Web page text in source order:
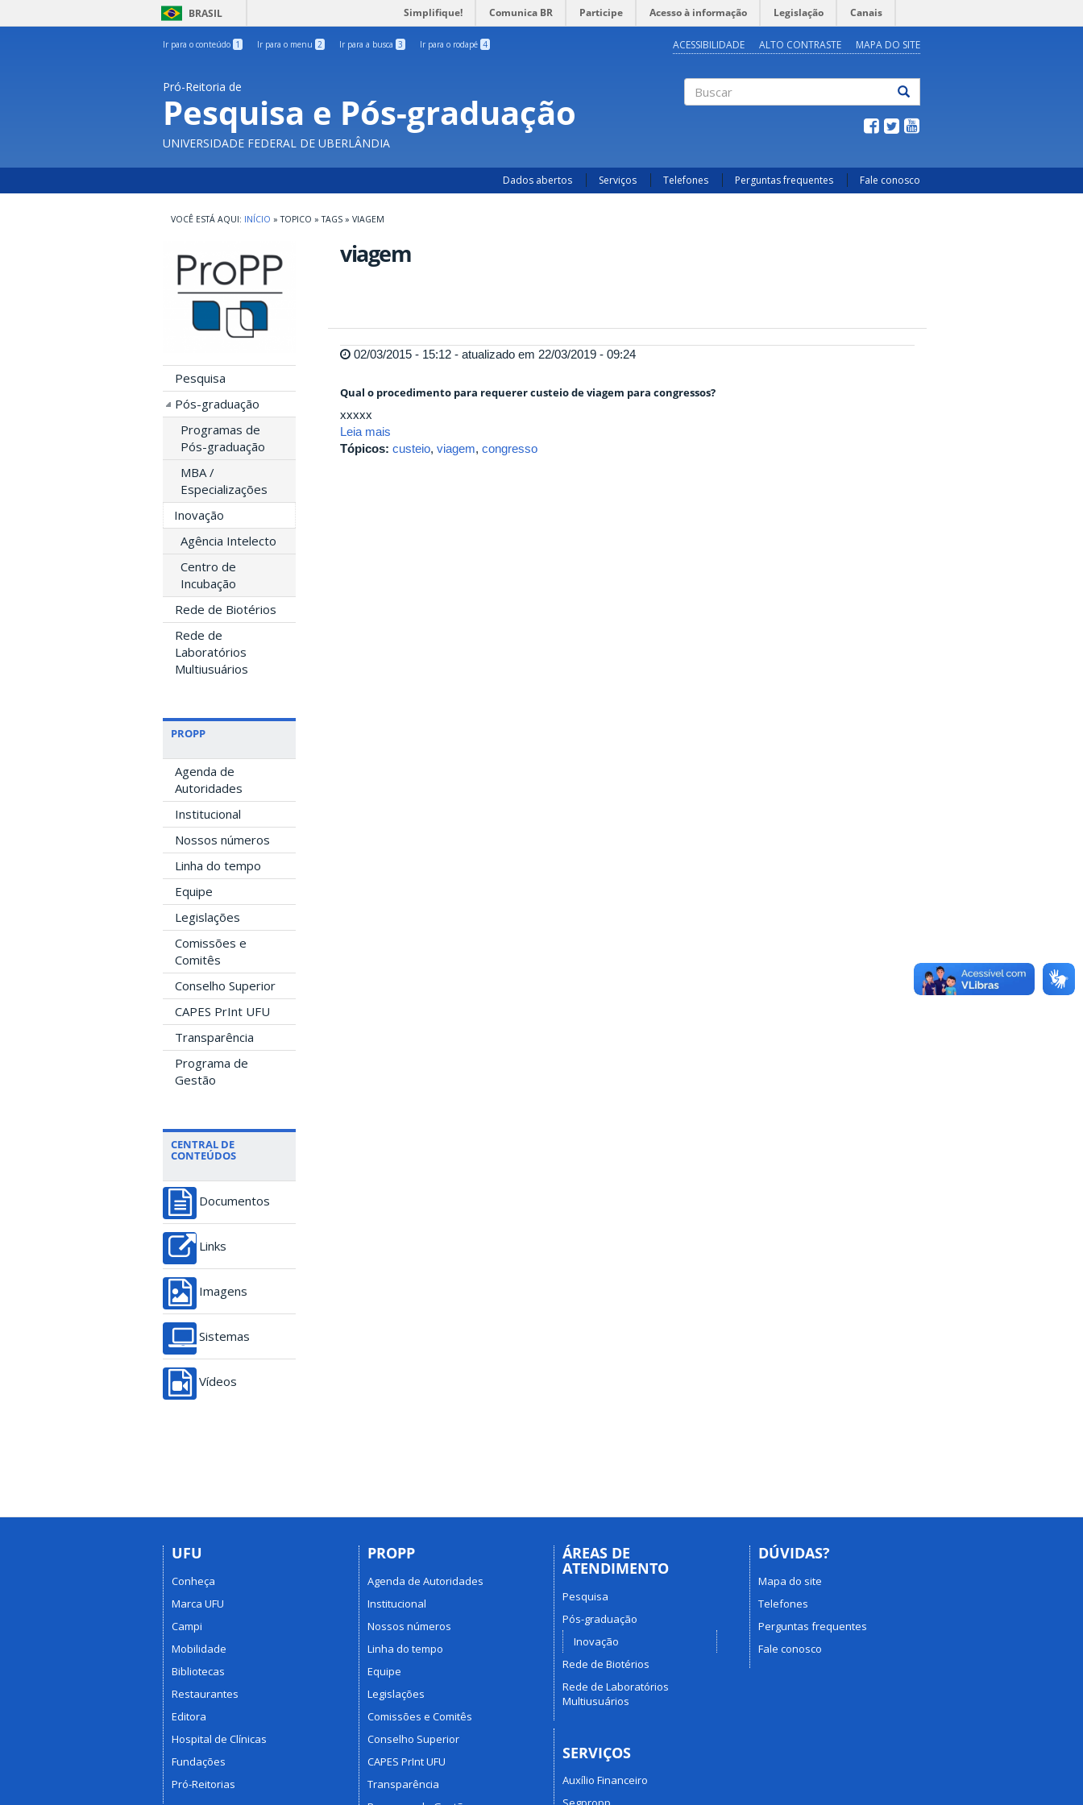
BRASIL Simplifique! Comunica BR Participe Acesso à informação Legislação Canais
Ir para o conteúdo 1 Ir para o menu 2 Ir para a busca 3 Ir para o rodapé 4 ACESSIBILIDADE ALTO CONTRASTE MAPA DO SITE
Pró-Reitoria de
Pesquisa e Pós-graduação
UNIVERSIDADE FEDERAL DE UBERLÂNDIA
Dados abertos Serviços Telefones Perguntas frequentes Fale conosco
INÍCIO » TOPICO » TAGS » VIAGEM
Pesquisa
Pós-graduação
Programas de
Pós-graduação
MBA /
Especializações
Inovação
Agência Intelecto
Centro de
Incubação
Rede de Biotérios
Rede de
Laboratórios
Multiusuários
PROPP
Agenda de
Autoridades
Institucional
Nossos números
Linha do tempo
Equipe
Legislações
Comissões e
Comitês
Conselho Superior
CAPES PrInt UFU
Transparência
Programa de
Gestão
CENTRAL DE
CONTEÚDOS
Documentos
Links
Imagens
Sistemas
Vídeos
viagem
02/03/2015 - 15:12 - atualizado em 22/03/2019 - 09:24
Qual o procedimento para requerer custeio de viagem para congressos?
xxxxx
Leia mais
Tópicos: custeio, viagem, congresso
UFU
Conheça
Marca UFU
Campi
Mobilidade
Bibliotecas
Restaurantes
Editora
Hospital de Clínicas
Fundações
Pró-Reitorias
PROPP
Agenda de Autoridades
Institucional
Nossos números
Linha do tempo
Equipe
Legislações
Comissões e Comitês
Conselho Superior
CAPES PrInt UFU
Transparência
ÁREAS DE
ATENDIMENTO
Pesquisa
Pós-graduação
Inovação
Rede de Biotérios
Rede de Laboratórios
Multiusuários
SERVIÇOS
Auxílio Financeiro
DÚVIDAS?
Mapa do site
Telefones
Perguntas frequentes
Fale conosco